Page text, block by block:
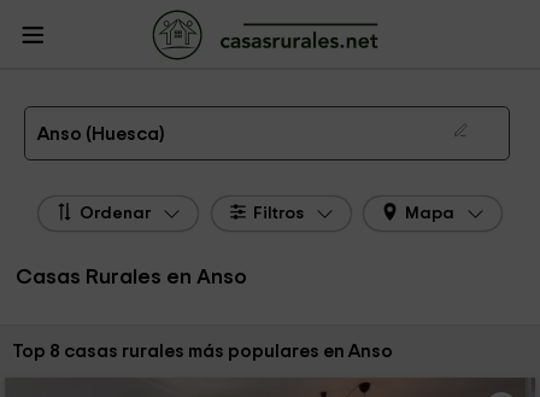
Casas Rurales
Huesca
Casas Rurales Anso
Las 8 mejores casas rurales en Anso de 2026
Anso (Huesca)
Ordenar Filtros Mapa
Casas Rurales en Anso
Ordenar por:
Top 8 casas rurales más populares en Anso